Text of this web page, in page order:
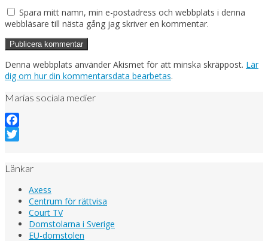
Spara mitt namn, min e-postadress och webbplats i denna
webbläsare till nästa gång jag skriver en kommentar.
Denna webbplats använder Akismet för att minska skräppost. Lär
dig om hur din kommentarsdata bearbetas.
Marias sociala medier
Facebook
Länkar
Axess
Centrum för rättvisa
Court TV
Domstolarna i Sverige
EU-domstolen